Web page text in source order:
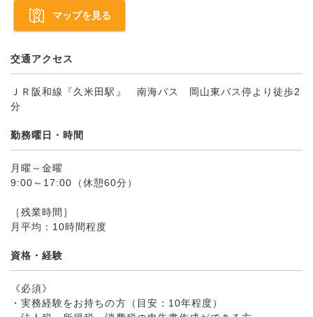
マップを見る
交通アクセス
ＪＲ阪和線『久米田駅』 南海バス 岡山東バス停より徒歩2
分
勤務曜日・時間
月曜～金曜
9:00～17:00（休憩60分）
［残業時間］
月平均：10時間程度
資格・経験
《必須》
・実務経験をお持ちの方（目安：10年程度）